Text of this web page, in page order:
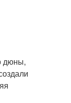
дюны,